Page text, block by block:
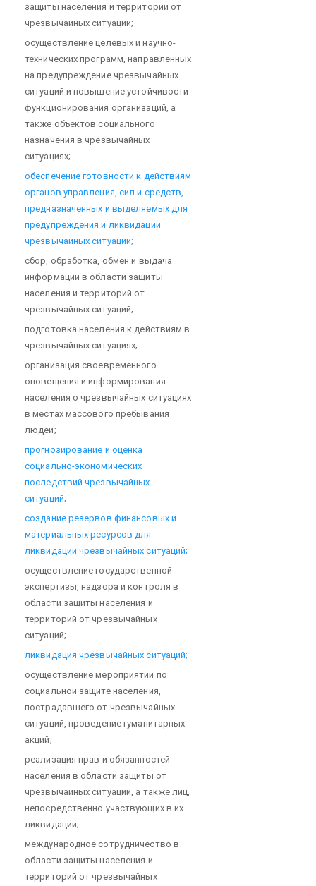
защиты населения и территорий от
чрезвычайных ситуаций;
осуществление целевых и научно-
технических программ, направленных
на предупреждение чрезвычайных
ситуаций и повышение устойчивости
функционирования организаций, а
также объектов социального
назначения в чрезвычайных
ситуациях;
обеспечение готовности к действиям
органов управления, сил и средств,
предназначенных и выделяемых для
предупреждения и ликвидации
чрезвычайных ситуаций;
сбор, обработка, обмен и выдача
информации в области защиты
населения и территорий от
чрезвычайных ситуаций;
подготовка населения к действиям в
чрезвычайных ситуациях;
организация своевременного
оповещения и информирования
населения о чрезвычайных ситуациях
в местах массового пребывания
людей;
прогнозирование и оценка
социально-экономических
последствий чрезвычайных
ситуаций;
создание резервов финансовых и
материальных ресурсов для
ликвидации чрезвычайных ситуаций;
осуществление государственной
экспертизы, надзора и контроля в
области защиты населения и
территорий от чрезвычайных
ситуаций;
ликвидация чрезвычайных ситуаций;
осуществление мероприятий по
социальной защите населения,
пострадавшего от чрезвычайных
ситуаций, проведение гуманитарных
акций;
реализация прав и обязанностей
населения в области защиты от
чрезвычайных ситуаций, а также лиц,
непосредственно участвующих в их
ликвидации;
международное сотрудничество в
области защиты населения и
территорий от чрезвычайных